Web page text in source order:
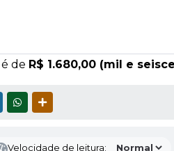
de R$ 1.680,00 (mil e
TWITTERWHATSAPP
Velocidade de leitura: